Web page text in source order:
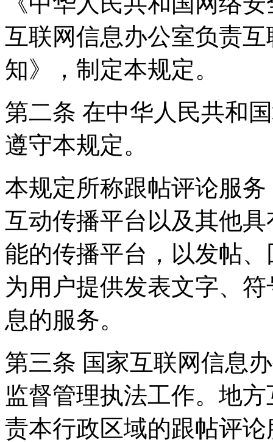
互联网信息办公室负责
知》，制定本规定。
第二条 在中华人民共和
遵守本规定。
本规定所称跟帖评论服
互动传播平台以及其他
能的传播平台，以发帖
为用户提供发表文字、
息的服务。
第三条 国家互联网信息
监督管理执法工作。地
责本行政区域的跟帖评